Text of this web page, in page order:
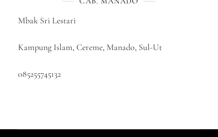
Mbak Sri Lestari
Kampung Islam, Cereme, Manado, Sul-Ut
085255745132